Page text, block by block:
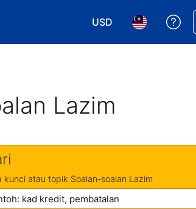
USD
Pilih mata wang
Pilih bahasa
Lazim
kunci atau topik Soalan-soalan Lazim